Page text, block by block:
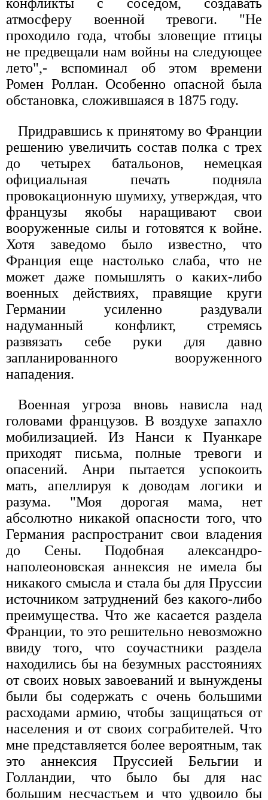
атмосферу военной тревоги. "Не
проходило года, чтобы зловещие птицы
не предвещали нам войны на следующее
лето",- вспоминал об этом времени
Ромен Роллан. Особенно опасной была
обстановка, сложившаяся в 1875 году.
Придравшись к принятому во Франции
решению увеличить состав полка с трех
до четырех батальонов, немецкая
официальная печать подняла
провокационную шумиху, утверждая, что
французы якобы наращивают свои
вооруженные силы и готовятся к войне.
Хотя заведомо было известно, что
Франция еще настолько слаба, что не
может даже помышлять о каких-либо
военных действиях, правящие круги
Германии усиленно раздували
надуманный конфликт, стремясь
развязать себе руки для давно
запланированного вооруженного
нападения.
Военная угроза вновь нависла над
головами французов. В воздухе запахло
мобилизацией. Из Нанси к Пуанкаре
приходят письма, полные тревоги и
опасений. Анри пытается успокоить
мать, апеллируя к доводам логики и
разума. "Моя дорогая мама, нет
абсолютно никакой опасности того, что
Германия распространит свои владения
до Сены. Подобная александро-
наполеоновская аннексия не имела бы
никакого смысла и стала бы для Пруссии
источником затруднений без какого-либо
преимущества. Что же касается раздела
Франции, то это решительно невозможно
ввиду того, что соучастники раздела
находились бы на безумных расстояниях
от своих новых завоеваний и вынуждены
были бы содержать с очень большими
расходами армию, чтобы защищаться от
населения и от своих сограбителей. Что
мне представляется более вероятным, так
это аннексия Пруссией Бельгии и
Голландии, что было бы для нас
большим несчастьем и что удвоило бы